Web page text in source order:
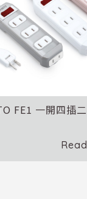
FE1 一開四插